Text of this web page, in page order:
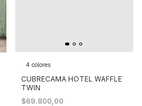
4 colores
CUBRECAMA HOTEL WAFFLE
TWIN
$69.800,00